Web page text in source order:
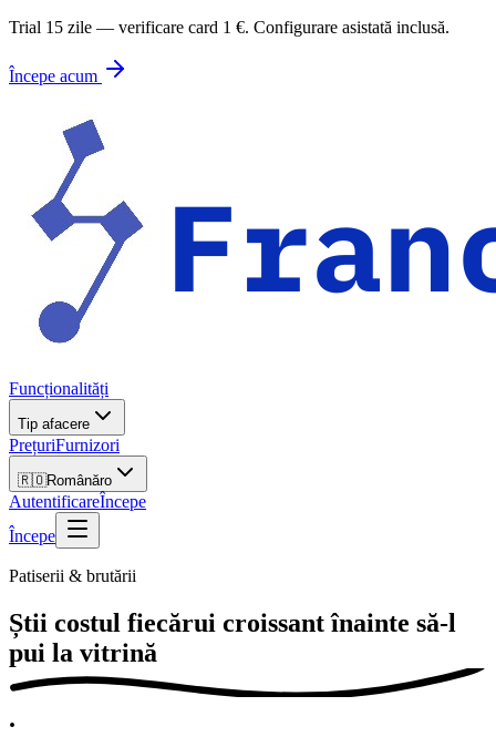
Trial 15 zile — verificare card 1 €. Configurare asistată inclusă.
Începe acum
Funcționalități
Tip afacere
PrețuriFurnizori
🇷🇴Românăro
AutentificareÎncepe
Începe
Patiserii & brutării
Știi costul fiecărui croissant înainte să-l
pui la vitrină
.